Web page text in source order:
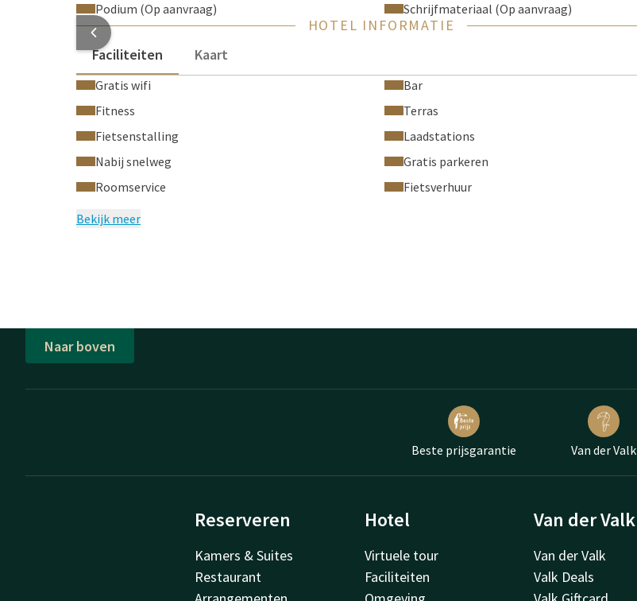
Podium (Op aanvraag)
Schrijfmateriaal (Op aanvraag)
HOTEL INFORMATIE
Faciliteiten
Kaart
Gratis wifi
Bar
Fitness
Terras
Fietsenstalling
Laadstations
Nabij snelweg
Gratis parkeren
Roomservice
Fietsverhuur
Bekijk meer
Naar boven
Beste prijsgarantie Van der Valk
Reserveren
Kamers & Suites
Restaurant
Hotel
Virtuele tour
Faciliteiten
Van der Valk
Van der Valk
Valk Deals